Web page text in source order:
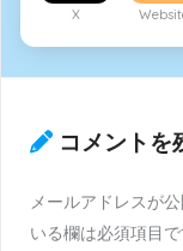
X
コメントを
メールアドレスが
いる欄は必須項目で